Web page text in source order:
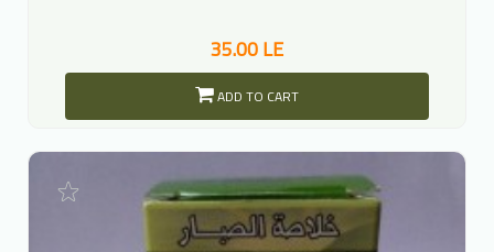
35.00 LE
ADD TO CART